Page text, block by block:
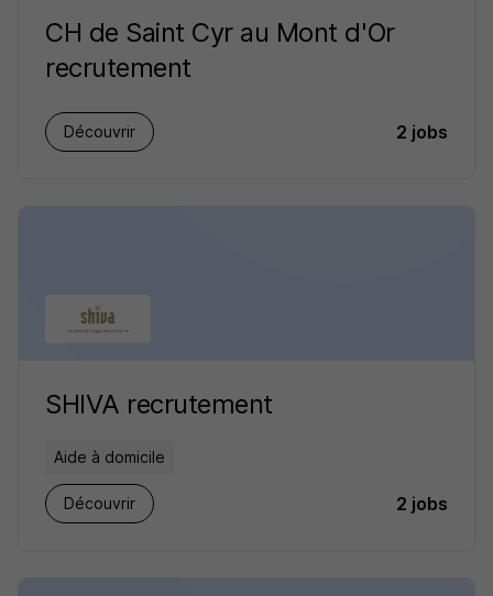
CH de Saint Cyr au Mont d'Or
recrutement
Découvrir 2 jobs
SHIVA recrutement
Aide à domicile
Découvrir 2 jobs